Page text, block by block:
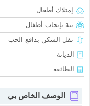
إمتلاك أطفال
نية بإنجاب أطفال
نقل السكن بدافع الحب
الديانة
الطائفة
الوصف الخاص بي